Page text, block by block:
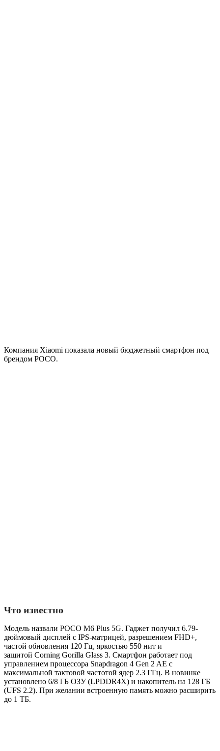
Компания Xiaomi показала новый бюджетный смартфон под
брендом POCO.
Что известно
Модель назвали POCO M6 Plus 5G. Гаджет получил 6.79-
дюймовый дисплей с IPS-матрицей, разрешением FHD+,
частой обновления 120 Гц, яркостью 550 нит и
защитой Corning Gorilla Glass 3. Смартфон работает под
управлением процессора Snapdragon 4 Gen 2 AE с
максимальной тактовой частотой ядер 2.3 ГГц. В новинке
установлено 6/8 ГБ ОЗУ (LPDDR4X) и накопитель на 128 ГБ
(UFS 2.2). При желании встроенную память можно расширить
до 1 ТБ.